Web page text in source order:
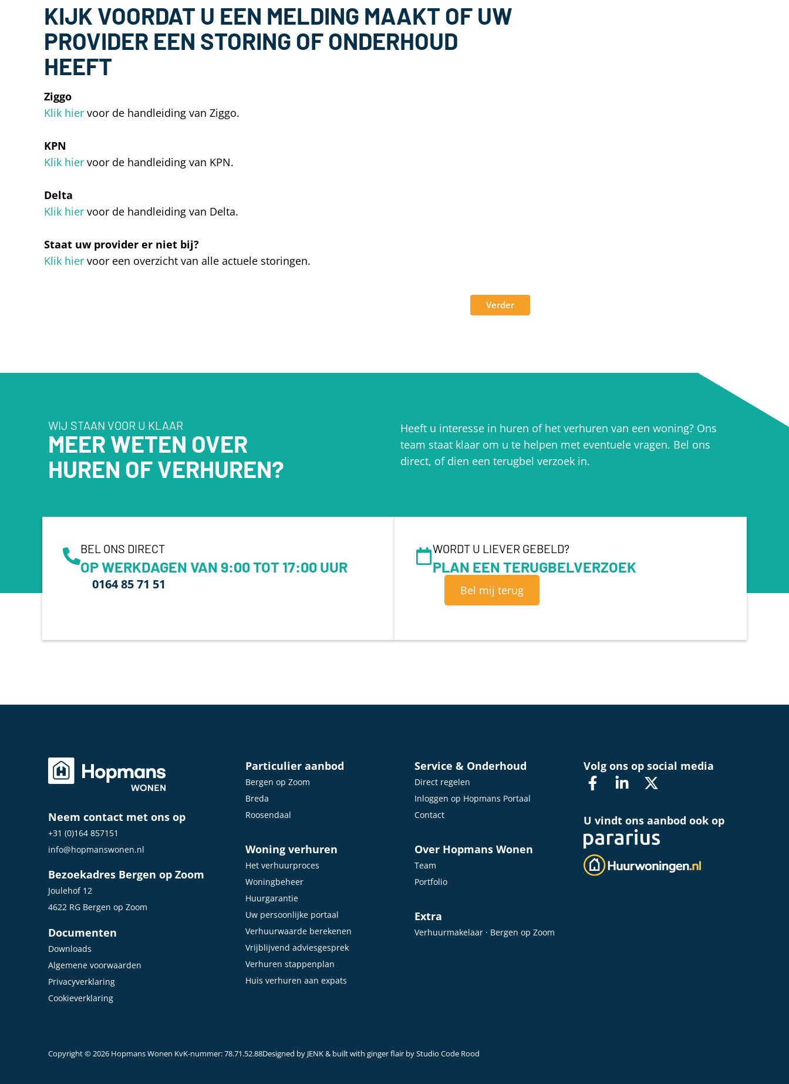
KIJK VOORDAT U EEN MELDING MAAKT OF UW
PROVIDER EEN STORING OF ONDERHOUD
HEEFT
Ziggo
Klik hier voor de handleiding van Ziggo.
KPN
Klik hier voor de handleiding van KPN.
Delta
Klik hier voor de handleiding van Delta.
Staat uw provider er niet bij?
Klik hier voor een overzicht van alle actuele storingen.
Verder
WIJ STAAN VOOR U KLAAR
MEER WETEN OVER
HUREN OF VERHUREN?
Heeft u interesse in huren of het verhuren van een woning? Ons
team staat klaar om u te helpen met eventuele vragen. Bel ons
direct, of dien een terugbel verzoek in.
BEL ONS DIRECT
OP WERKDAGEN VAN 9:00 TOT 17:00 UUR
0164 85 71 51
WORDT U LIEVER GEBELD?
PLAN EEN TERUGBELVERZOEK
Bel mij terug
Neem contact met ons op
+31 (0)164 857151
info@hopmanswonen.nl
Bezoekadres Bergen op Zoom
Joulehof 12
4622 RG Bergen op Zoom
Documenten
Downloads
Algemene voorwaarden
Privacyverklaring
Cookieverklaring
Particulier aanbod
Bergen op Zoom
Breda
Roosendaal
Woning verhuren
Het verhuurproces
Woningbeheer
Huurgarantie
Uw persoonlijke portaal
Verhuurwaarde berekenen
Vrijblijvend adviesgesprek
Verhuren stappenplan
Huis verhuren aan expats
Service & Onderhoud
Direct regelen
Inloggen op Hopmans Portaal
Contact
Over Hopmans Wonen
Team
Portfolio
Extra
Verhuurmakelaar · Bergen op Zoom
Volg ons op social media
U vindt ons aanbod ook op
Copyright © 2026 Hopmans Wonen KvK-nummer: 78.71.52.88Designed by JENK& built with ginger flair byStudio Code Rood